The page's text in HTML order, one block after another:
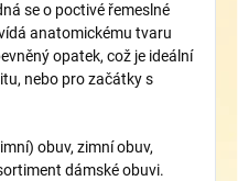
se o poctivé řemeslné
anatomickému tvaru
opatek, což je ideální
nebo pro začátky s
obuv, zimní obuv,
dámské obuvi.